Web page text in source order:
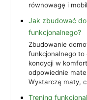
równowagę i
Jak zbudować
funkcjonalnego?
Zbudowanie
funkcjonalnego to
kondycji w
odpowiednie
Wystarczą maty,
Trening